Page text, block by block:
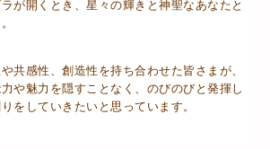
が開くとき、星々の輝きと神聖なあなたと
共感性、創造性を持ち合わせた皆さまが、
や魅力を隠すことなく、のびのびと発揮し
をしていきたいと思っています。